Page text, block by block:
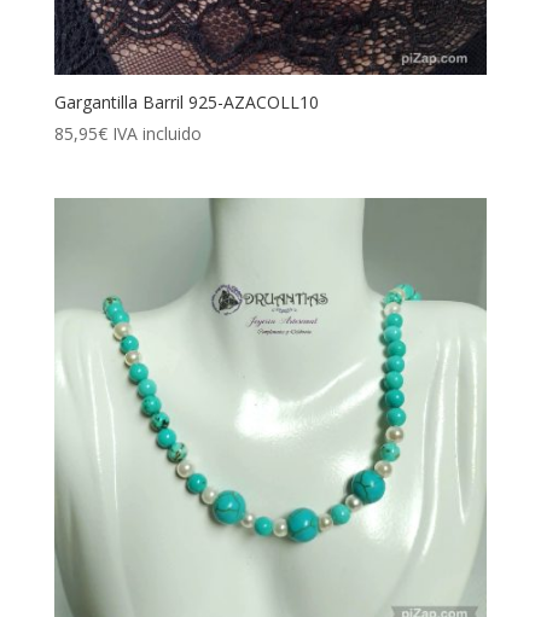
Gargantilla Barril 925-AZACOLL10
85,95€ IVA incluido